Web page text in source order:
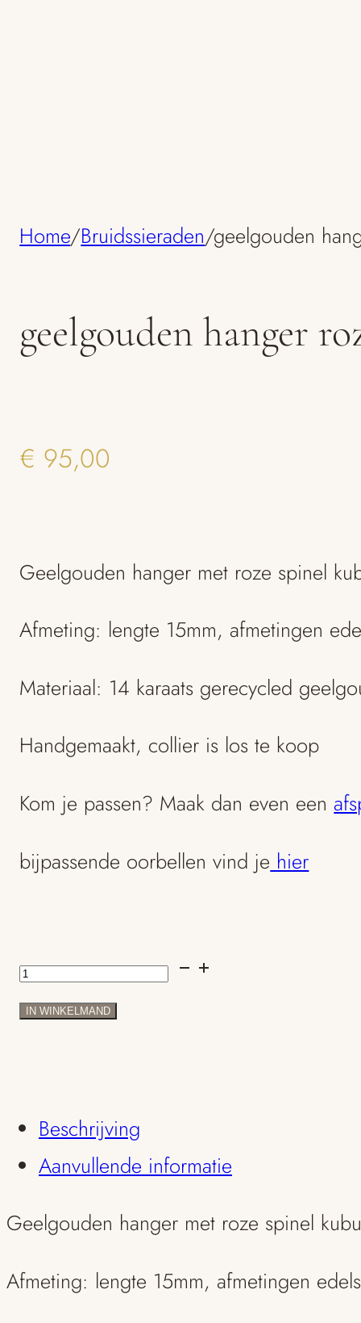
Home/Bruidssieraden/geelgouden
geelgouden hanger
€ 95,00
Geelgouden hanger met roze spinel
Afmeting: lengte 15mm, afmetingen
Materiaal: 14 karaats gerecycled
Handgemaakt, collier is los te koop
Kom je passen? Maak dan even een
bijpassende oorbellen vind je hier
geelgouden
hanger
spinel
aantal
IN WINKELMAND
Beschrijving
Aanvullende informatie
Geelgouden hanger met roze spinel
Afmeting: lengte 15mm, afmetingen